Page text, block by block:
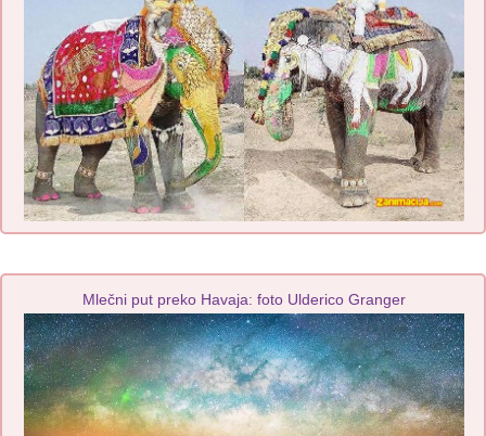
Mlečni put preko Havaja: foto Ulderico Granger